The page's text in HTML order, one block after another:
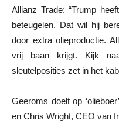
Allianz Trade: “Trump
beteugelen. Dat wil hij
door extra olieproductie.
vrij baan krijgt. Kijk
sleutelposities zet in het
Geeroms doelt op
en Chris Wright, CEO van